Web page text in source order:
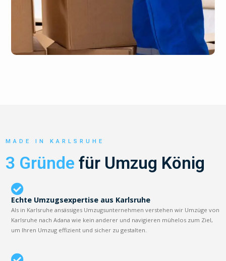
MADE IN KARLSRUHE
3 Gründe für Umzug König
Echte Umzugsexpertise aus Karlsruhe
Als in Karlsruhe ansässiges Umzugsunternehmen verstehen wir Umzüge von
Karlsruhe nach Adana wie kein anderer und navigieren mühelos zum Ziel,
um Ihren Umzug effizient und sicher zu gestalten.